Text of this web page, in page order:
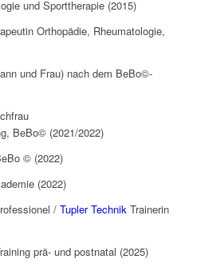
und Sporttherapie (2015)
Orthopädie, Rheumatologie,
und Frau) nach dem BeBo©-
BeBo© (2021/2022)
© (2022)
(2022)
/ Tupler TechnikTrainerin
prä- und postnatal (2025)